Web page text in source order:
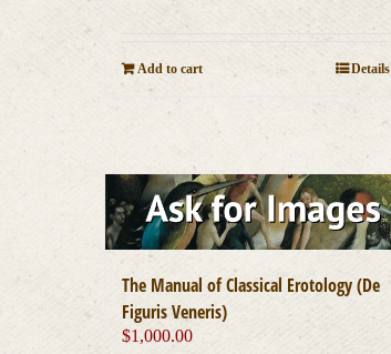
Add to cart Details
The Manual of Classical Erotology (De
Figuris Veneris)
$1,000.00